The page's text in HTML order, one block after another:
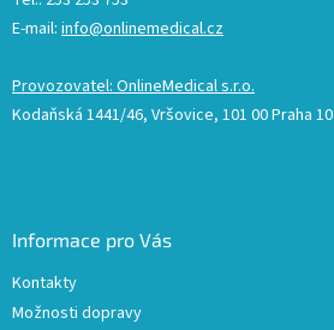
E-mail: info@onlinemedical.cz
Provozovatel: OnlineMedical s.r.o.
Kodaňská 1441/46, Vršovice, 101 00 Praha 10
Informace pro Vás
Kontakty
Možnosti dopravy